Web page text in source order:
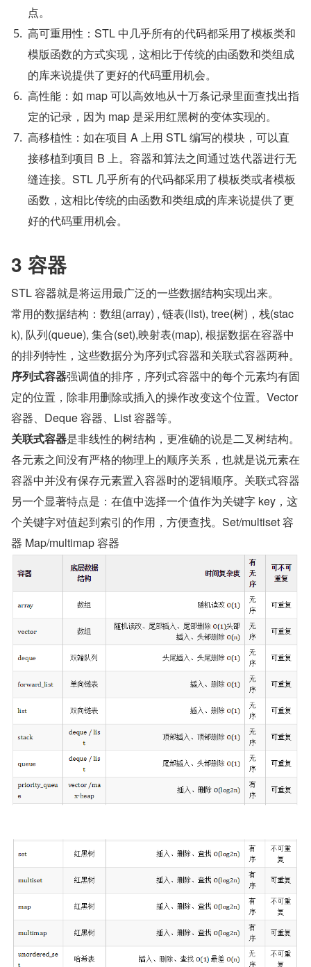
点。
高可重用性：STL 中几乎所有的代码都采用了模板类和
模版函数的方式实现，这相比于传统的由函数和类组成
的库来说提供了更好的代码重用机会。
高性能：如 map 可以高效地从十万条记录里面查找出指
定的记录，因为 map 是采用红黑树的变体实现的。
高移植性：如在项目 A 上用 STL 编写的模块，可以直
接移植到项目 B 上。容器和算法之间通过迭代器进行无
缝连接。STL 几乎所有的代码都采用了模板类或者模板
函数，这相比传统的由函数和类组成的库来说提供了更
好的代码重用机会。
3 容器
STL 容器就是将运用最广泛的一些数据结构实现出来。
常用的数据结构：数组(array) , 链表(list), tree(树)，栈(stac
k), 队列(queue), 集合(set),映射表(map), 根据数据在容器中
的排列特性，这些数据分为序列式容器和关联式容器两种。
序列式容器强调值的排序，序列式容器中的每个元素均有固
定的位置，除非用删除或插入的操作改变这个位置。Vector
容器、Deque 容器、List 容器等。
关联式容器是非线性的树结构，更准确的说是二叉树结构。
各元素之间没有严格的物理上的顺序关系，也就是说元素在
容器中并没有保存元素置入容器时的逻辑顺序。关联式容器
另一个显著特点是：在值中选择一个值作为关键字 key，这
个关键字对值起到索引的作用，方便查找。Set/multiset 容
器 Map/multimap 容器